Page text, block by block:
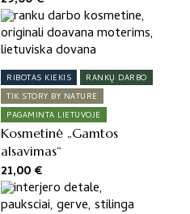
RIBOTAS KIEKIS
RANKŲ DARBO
TIK STORY BY NATURE
PAGAMINTA LIETUVOJE
Kosmetinė „Gamtos
alsavimas“
21,00€